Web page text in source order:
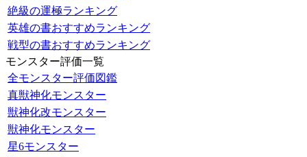
絶級の運極ランキング
英雄の書おすすめランキング
戦型の書おすすめランキング
モンスター評価一覧
全モンスター評価図鑑
真獣神化モンスター
獣神化改モンスター
獣神化モンスター
星6モンスター